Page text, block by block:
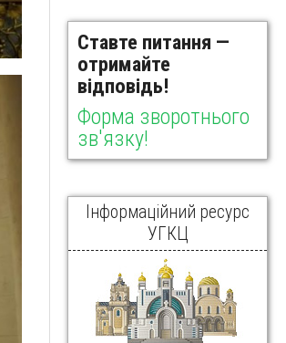
Ставте питання —
отримайте
відповідь!
Форма зворотнього
зв'язку!
Інформаційний ресурс
УГКЦ